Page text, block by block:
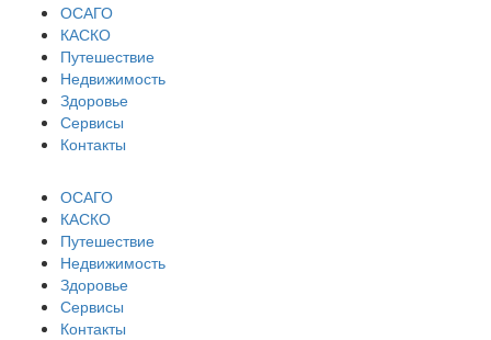
ОСАГО
КАСКО
Путешествие
Недвижимость
Здоровье
Сервисы
Контакты
ОСАГО
КАСКО
Путешествие
Недвижимость
Здоровье
Сервисы
Контакты